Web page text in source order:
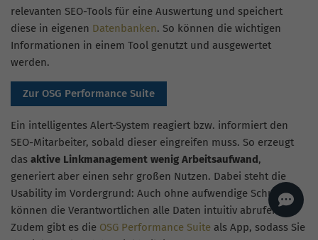
relevanten SEO-Tools für eine Auswertung und speichert
diese in eigenen Datenbanken. So können die wichtigen
Informationen in einem Tool genutzt und ausgewertet
werden.
Zur OSG Performance Suite
Ein intelligentes Alert-System reagiert bzw. informiert den
SEO-Mitarbeiter, sobald dieser eingreifen muss. So erzeugt
das aktive Linkmanagement wenig Arbeitsaufwand,
generiert aber einen sehr großen Nutzen. Dabei steht die
Usability im Vordergrund: Auch ohne aufwendige Schulung
können die Verantwortlichen alle Daten intuitiv abrufen.
Zudem gibt es die OSG Performance Suite als App, sodass Sie
bereits ab 499 € pro
Backlinks, Beratung und
Performance Suite
Zugang. Zum Angebot.